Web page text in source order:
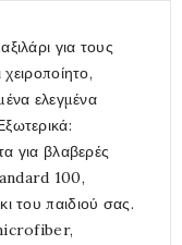
για τους
ελεγμένα
για βλαβερές
100,
του παιδιού σας.